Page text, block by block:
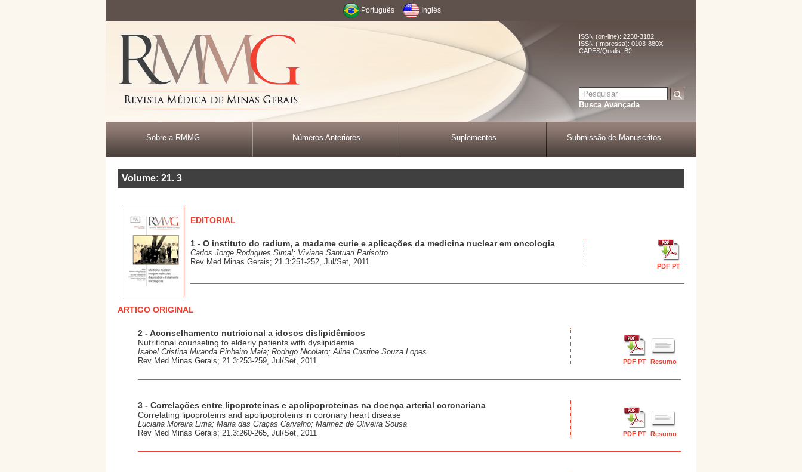
Português Inglês
ISSN (on-line): 2238-3182
ISSN (Impressa): 0103-880X
CAPES/Qualis: B2
Busca Avançada
Sobre a RMMG Números Anteriores Suplementos Submissão de Manuscritos
Volume: 21. 3
EDITORIAL
1 - O instituto do radium, a madame curie e aplicações da medicina nuclear em oncologia
Carlos Jorge Rodrigues Simal; Viviane Santuari Parisotto
Rev Med Minas Gerais; 21.3:251-252, Jul/Set, 2011
PDF PT
ARTIGO ORIGINAL
2 - Aconselhamento nutricional a idosos dislipidêmicos
Nutritional counseling to elderly patients with dyslipidemia
Isabel Cristina Miranda Pinheiro Maia; Rodrigo Nicolato; Aline Cristine Souza Lopes
Rev Med Minas Gerais; 21.3:253-259, Jul/Set, 2011
PDF PT Resumo
3 - Correlações entre lipoproteínas e apolipoproteínas na doença arterial coronariana
Correlating lipoproteins and apolipoproteins in coronary heart disease
Luciana Moreira Lima; Maria das Graças Carvalho; Marinez de Oliveira Sousa
Rev Med Minas Gerais; 21.3:260-265, Jul/Set, 2011
PDF PT Resumo